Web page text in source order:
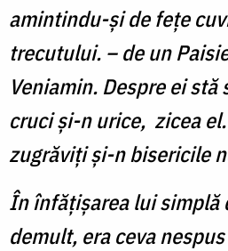
amintindu-și de fețe
trecutului. – de un
Veniamin. Despre ei
cruci și-n urice, zicea
zugrăviți și-n bisericile
În înfățișarea lui simplă
demult, era ceva